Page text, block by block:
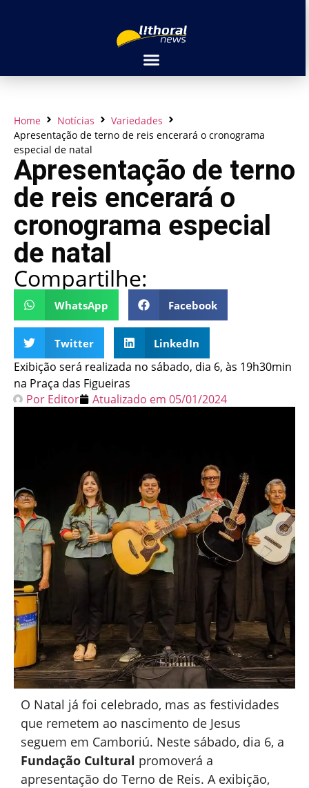
Home Notícias
Variedades
Apresentação de terno de reis encerará o cronograma
especial de natal
Apresentação de terno
de reis encerará o
cronograma especial
de natal
Compartilhe:
WhatsApp Facebook
Twitter LinkedIn
Exibição será realizada no sábado, dia 6, às 19h30min
na Praça das Figueiras
Por Editor Atualizado em 05/01/2024
O Natal já foi celebrado, mas as festividades
que remetem ao nascimento de Jesus
seguem em Camboriú. Neste sábado, dia 6, a
Fundação Cultural promoverá a
apresentação do Terno de Reis. A exibição,